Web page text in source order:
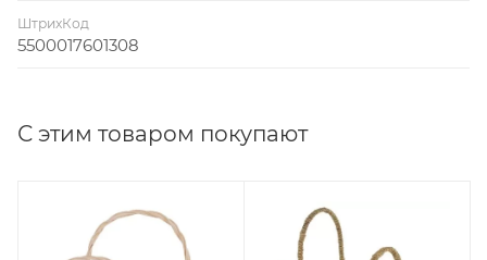
ШтрихКод
5500017601308
С этим товаром покупают